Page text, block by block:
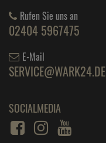
Rufen Sie uns an
02404 5967475
E-Mail
SERVICE@WARK24.DE
SOCIALMEDIA